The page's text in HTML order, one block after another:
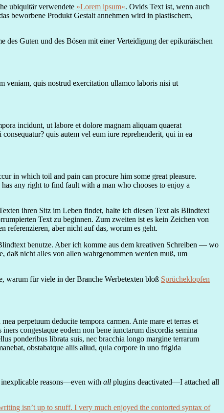
ubiquitär verwendete »Lorem ipsum«. Ovids Text ist, wenn auch
beworbene Produkt Gestalt annehmen wird in plastischem,
Guten und des Bösen mit einer Verteidigung der epikuräischen
veniam, quis nostrud exercitation ullamco laboris nisi ut
incidunt, ut labore et dolore magnam aliquam quaerat
quis autem vel eum iure reprehenderit, qui in ea
in which toil and pain can procure him some great pleasure.
any right to find fault with a man who chooses to enjoy a
ihren Sitz im Leben findet, halte ich diesen Text als Blindtext
Text zu beginnen. Zum zweiten ist es kein Zeichen von
aber nicht auf das, worum es geht.
benutze. Aber ich komme aus dem kreativen Schreiben — wo
daß nicht alles von allen wahrgenommen werden muß, um
warum für viele in der Branche Werbetexten bloß Sprücheklopfen
perpetuum deducite tempora carmen. Ante mare et terras et
congestaque eodem non bene iunctarum discordia semina
ponderibus librata suis, nec bracchia longo margine terrarum
obstabatque aliis aliud, quia corpore in uno frigida
inexplicable reasons—even with all plugins deactivated—I attached all